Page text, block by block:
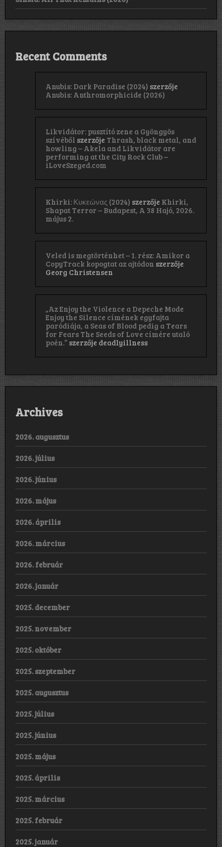
Recent Comments
Anubis: Dark Paradise (2024) szerzője
Anubis: Anthromorphicide (2026)
Likvidátor: pusztító zene a Gyöngyös
szívéből szerzője Thrash, black metal, and
howling – Akela and Likvidátor are
performing at the City Rock Club –
iLoveSzeged.com
Khirki: Κ​υ​κ​ε​ώ​ν​α​ς (2024) szerzője Khirki,
Shapat Terror – Budapest, A 38 Hajó, 2026.
május 2.
Veled is megtörténhet – 1. rész: Amikor a
CopyTrack kopogtat az ajtódon szerzője
Georg Christensen
„Az Enjoy the Violence a Depeche Mode
Enjoy the Silence címének egyfajta
paródiája, a Seas of Blood pedig a Tears
for Fears The Seeds of Love címére utaló
poén.” szerzője deadlyillness
Archives
2026. augusztus
2026. július
2026. június
2026. május
2026. április
2026. március
2026. február
2026. január
2025. december
2025. november
2025. október
2025. szeptember
2025. augusztus
2025. július
2025. június
2025. május
2025. április
2025. március
2025. február
2025. január